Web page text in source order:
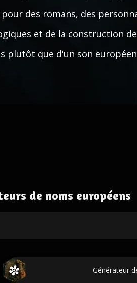
des romans, des
et de la construction
plutôt que d'un son
de noms européens
Générateur